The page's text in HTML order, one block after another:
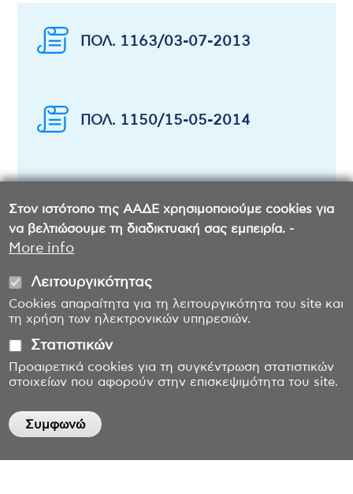
Στον ιστότοπο της ΑΑΔΕ χρησιμοποιούμε cookies για
να βελτιώσουμε τη διαδικτυακή σας εμπειρία. -
More info
Λειτουργικότητας
Cookies απαραίτητα για τη λειτουργικότητα του site και
τη χρήση των ηλεκτρονικών υπηρεσιών.
Στατιστικών
Προαιρετικά cookies για τη συγκέντρωση στατιστικών
στοιχείων που αφορούν στην επισκεψιμότητα του site.
Συμφωνώ
ΠΟΛ. 1163/03-07-2013
ΠΟΛ. 1150/15-05-2014
ΠΟΛ. 1131/24-06-2015